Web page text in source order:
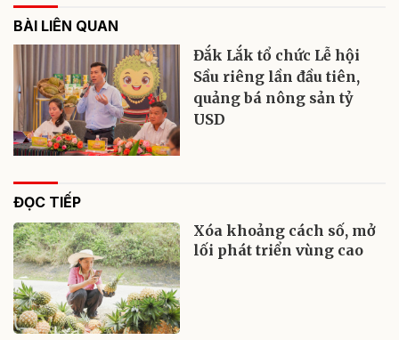
BÀI LIÊN QUAN
Đắk Lắk tổ chức Lễ hội
Sầu riêng lần đầu tiên,
quảng bá nông sản tỷ
USD
ĐỌC TIẾP
Xóa khoảng cách số, mở
lối phát triển vùng cao